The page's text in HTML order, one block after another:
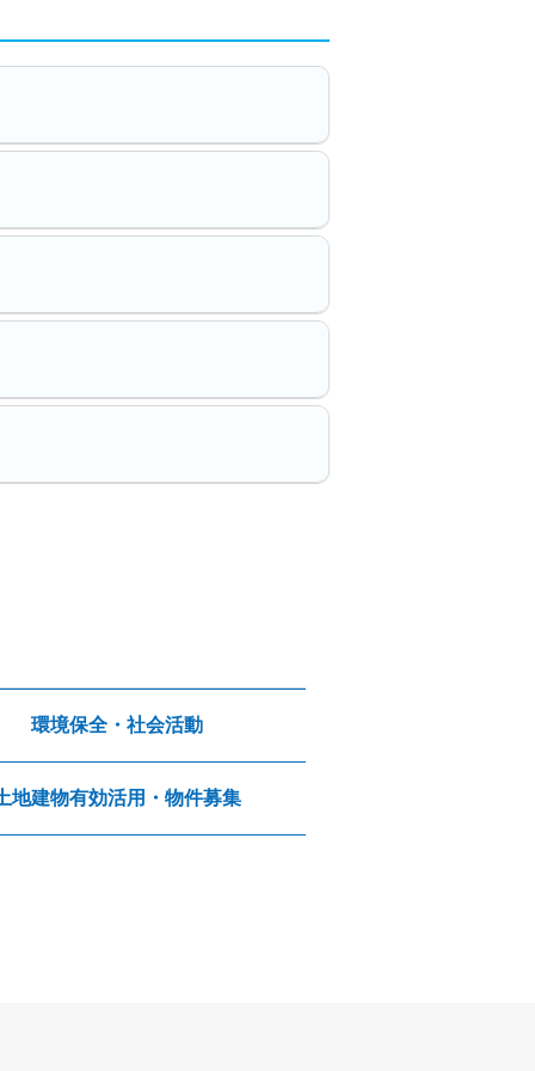
環境保全・社会活動
地建物有効活用・物件募集